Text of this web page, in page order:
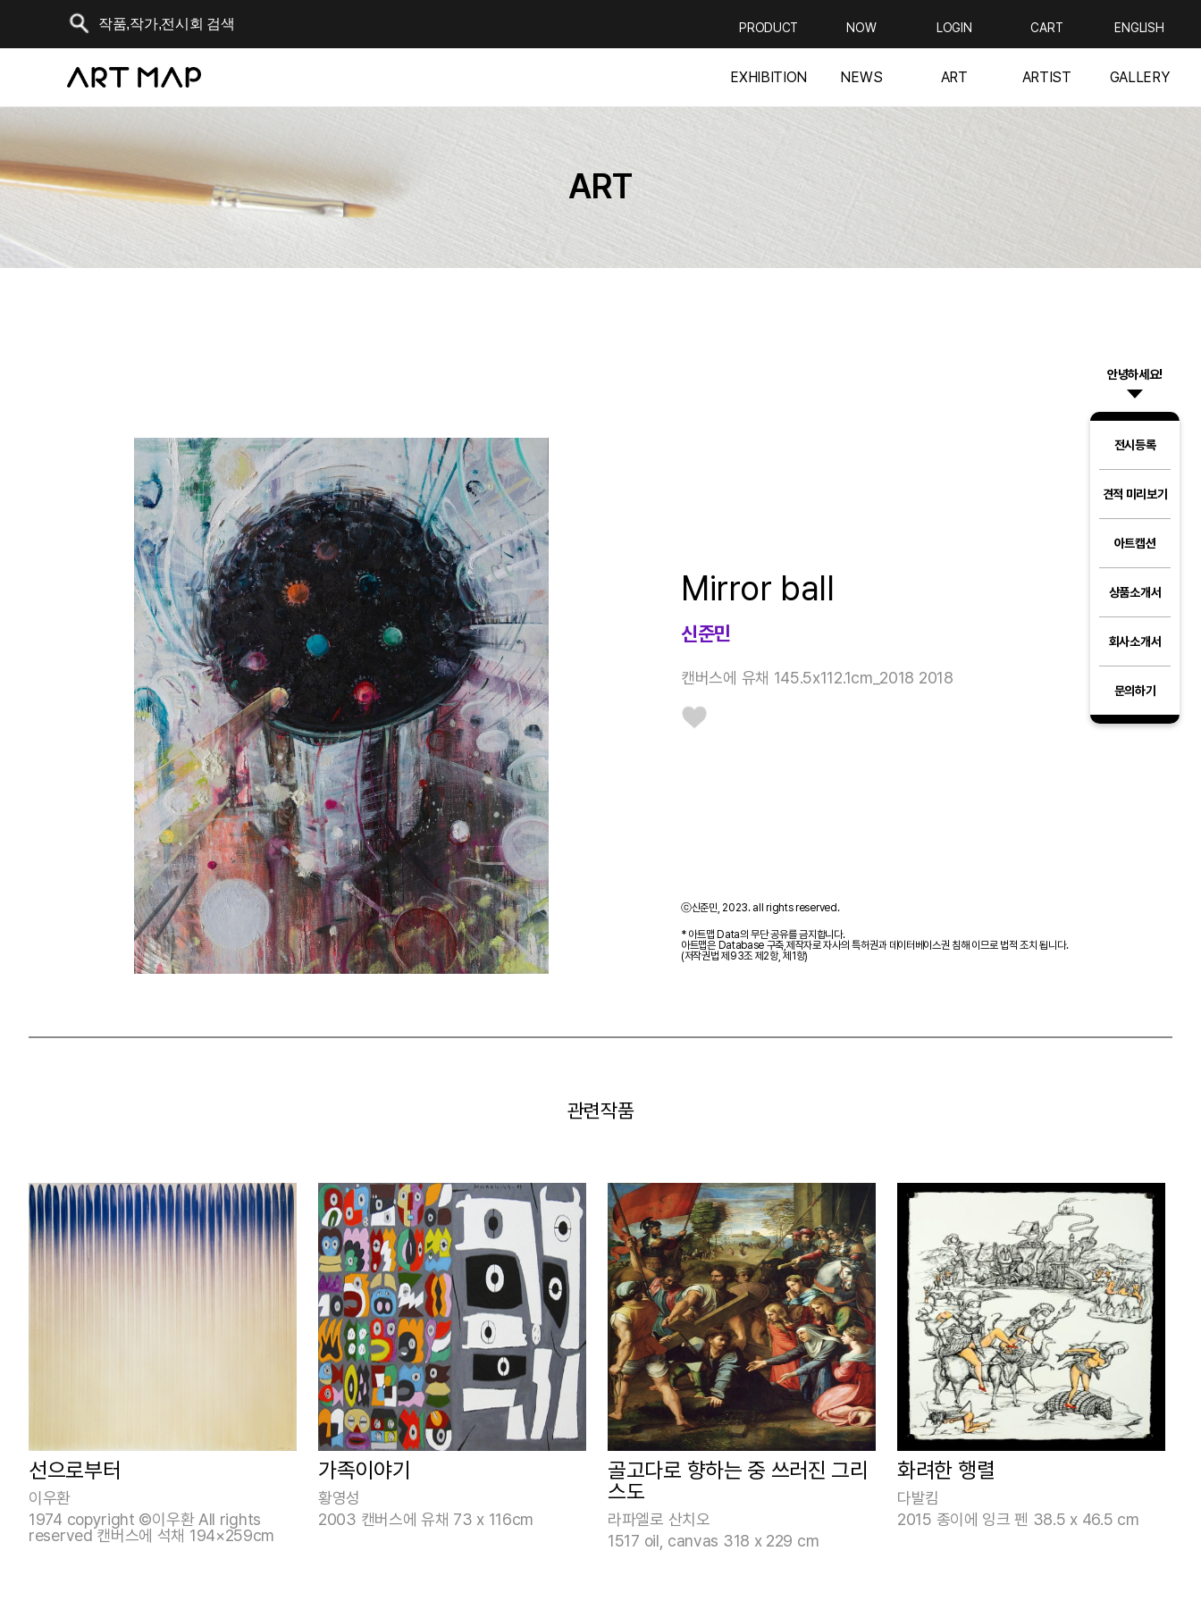
PRODUCT NOW LOGIN CART ENGLISH
EXHIBITION NEWS ART ARTIST GALLERY
안녕하세요!
전시등록
견적 미리보기
아트캡션
상품소개서
회사소개서
문의하기
ART
Mirror ball
신준민
캔버스에 유채 145.5x112.1cm_2018 2018
ⓒ신준민, 2023. all rights reserved.
* 아트맵 Data의 무단 공유를 금지합니다.
아트맵은 Database 구축,제작자로 자사의 특허권과 데이터베이스권 침해 이므로 법적 조치 됩니다.
(저작권법 제93조 제2항, 제1항)
관련작품
선으로부터
이우환
1974 copyright ©이우환 All rights
reserved 캔버스에 석채 194×259cm
가족이야기
황영성
2003 캔버스에 유채 73 x 116cm
골고다로 향하는 중 쓰러진 그리
스도
라파엘로 산치오
1517 oil, canvas 318 x 229 cm
화려한 행렬
다발킴
2015 종이에 잉크 펜 38.5 x 46.5 cm